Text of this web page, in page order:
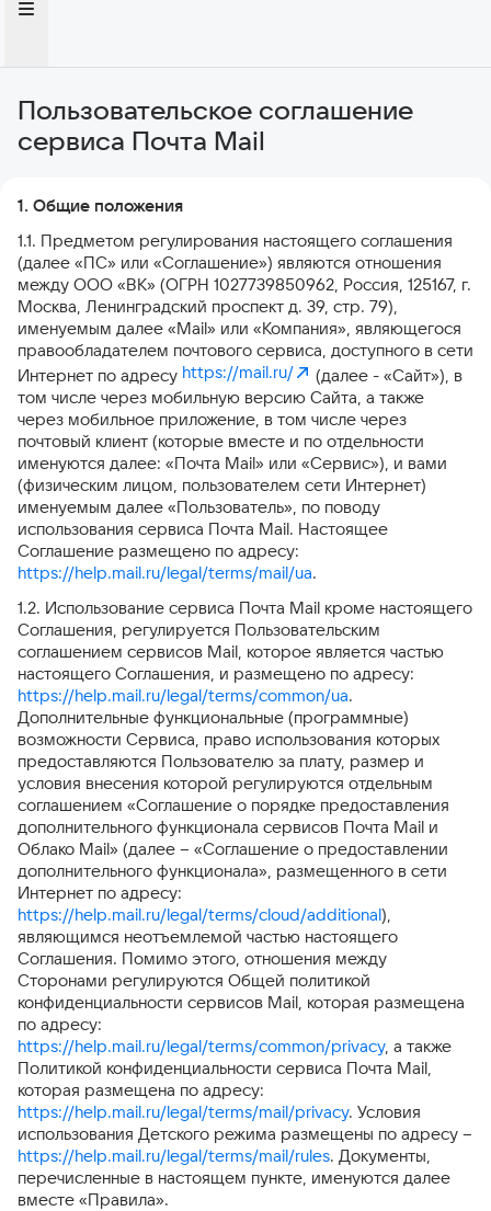
Пользовательское соглашение
сервиса Почта Mail
1. Общие положения
1.1. Предметом регулирования настоящего соглашения
(далее «ПС» или «Соглашение») являются отношения
между ООО «ВК» (ОГРН 1027739850962, Россия, 125167, г.
Москва, Ленинградский проспект д. 39, стр. 79),
именуемым далее «Mail» или «Компания», являющегося
правообладателем почтового сервиса, доступного в сети
Интернет по адресу https://mail.ru/
(далее - «Сайт»), в
том числе через мобильную версию Сайта, а также
через мобильное приложение, в том числе через
почтовый клиент (которые вместе и по отдельности
именуются далее: «Почта Mail» или «Сервис»), и вами
(физическим лицом, пользователем сети Интернет)
именуемым далее «Пользователь», по поводу
использования сервиса Почта Mail. Настоящее
Соглашение размещено по адресу:
https://help.mail.ru/legal/terms/mail/ua.
1.2. Использование сервиса Почта Mail кроме настоящего
Соглашения, регулируется Пользовательским
соглашением сервисов Mail, которое является частью
настоящего Соглашения, и размещено по адресу:
https://help.mail.ru/legal/terms/common/ua.
Дополнительные функциональные (программные)
возможности Сервиса, право использования которых
предоставляются Пользователю за плату, размер и
условия внесения которой регулируются отдельным
соглашением «Соглашение о порядке предоставления
дополнительного функционала сервисов Почта Mail и
Облако Mail» (далее – «Соглашение о предоставлении
дополнительного функционала», размещенного в сети
Интернет по адресу:
https://help.mail.ru/legal/terms/cloud/additional),
являющимся неотъемлемой частью настоящего
Соглашения. Помимо этого, отношения между
Сторонами регулируются Общей политикой
конфиденциальности cервисов Mail, которая размещена
по адресу:
https://help.mail.ru/legal/terms/common/privacy, а также
Политикой конфиденциальности сервиса Почта Mail,
которая размещена по адресу:
https://help.mail.ru/legal/terms/mail/privacy. Условия
использования Детского режима размещены по адресу –
https://help.mail.ru/legal/terms/mail/rules. Документы,
перечисленные в настоящем пункте, именуются далее
вместе «Правила».